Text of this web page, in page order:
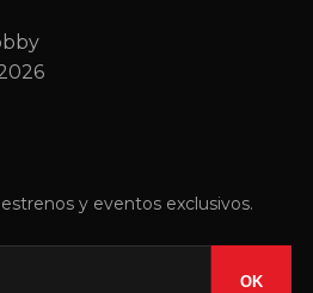
y eventos exclusivos.
OK